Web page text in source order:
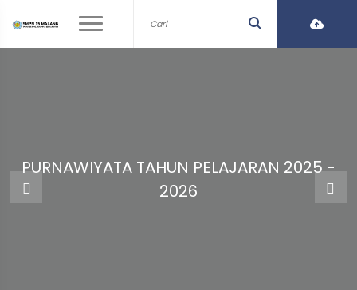
PURNAWIYATA TAHUN PELAJARAN 2025 -
2026